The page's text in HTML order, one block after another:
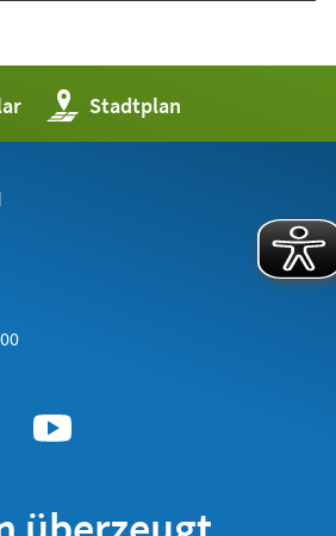
Stadtplan
(Öffnet
in
einem